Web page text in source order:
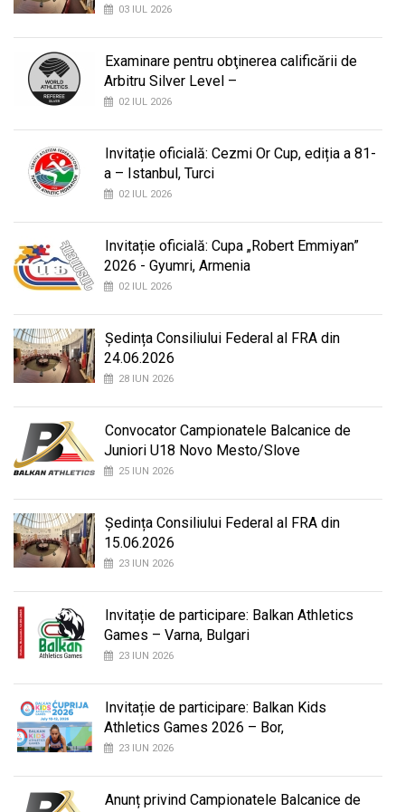
03 IUL 2026
Examinare pentru obţinerea calificării de
Arbitru Silver Level –
02 IUL 2026
Invitație oficială: Cezmi Or Cup, ediția a 81-
a – Istanbul, Turci
02 IUL 2026
Invitație oficială: Cupa „Robert Emmiyan”
2026 - Gyumri, Armenia
02 IUL 2026
Ședința Consiliului Federal al FRA din
24.06.2026
28 IUN 2026
Convocator Campionatele Balcanice de
Juniori U18 Novo Mesto/Slove
25 IUN 2026
Ședința Consiliului Federal al FRA din
15.06.2026
23 IUN 2026
Invitație de participare: Balkan Athletics
Games – Varna, Bulgari
23 IUN 2026
Invitație de participare: Balkan Kids
Athletics Games 2026 – Bor,
23 IUN 2026
Anunț privind Campionatele Balcanice de